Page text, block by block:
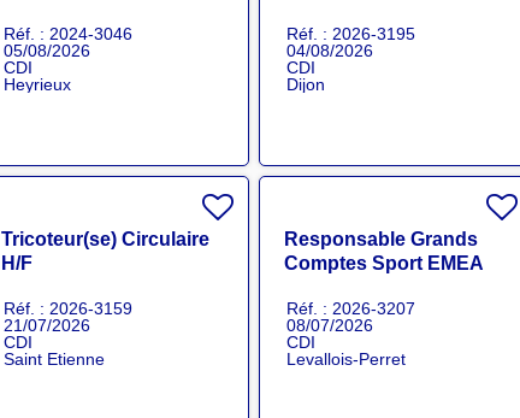
Réf. : 2024-3046
05/08/2026
CDI
Heyrieux
Réf. : 2026-3195
04/08/2026
CDI
Dijon
Tricoteur(se) Circulaire
H/F
Réf. : 2026-3159
21/07/2026
CDI
Saint Etienne
Responsable Grands
Comptes Sport EMEA
Réf. : 2026-3207
08/07/2026
CDI
Levallois-Perret